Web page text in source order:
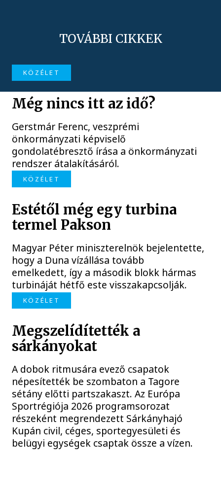
TOVÁBBI CIKKEK
KÖZÉLET
Még nincs itt az idő?
Gerstmár Ferenc, veszprémi
önkormányzati képviselő
gondolatébresztő írása a önkormányzati
rendszer átalakításáról.
KÖZÉLET
Estétől még egy turbina
termel Pakson
Magyar Péter miniszterelnök bejelentette,
hogy a Duna vízállása tovább
emelkedett, így a második blokk hármas
turbináját hétfő este visszakapcsolják.
KÖZÉLET
Megszelídítették a
sárkányokat
A dobok ritmusára evező csapatok
népesítették be szombaton a Tagore
sétány előtti partszakaszt. Az Európa
Sportrégiója 2026 programsorozat
részeként megrendezett Sárkányhajó
Kupán civil, céges, sportegyesületi és
belügyi egységek csaptak össze a vízen.